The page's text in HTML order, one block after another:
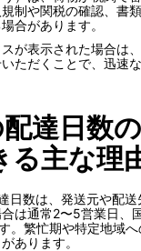
制や関税の確認、書類
合があります。
が表示された場合は
ただくことで、迅速
達日数
る主な理
日数は、発送元や配送
は通常2〜5営業日、
。繁忙期や特定地域へ
あります。